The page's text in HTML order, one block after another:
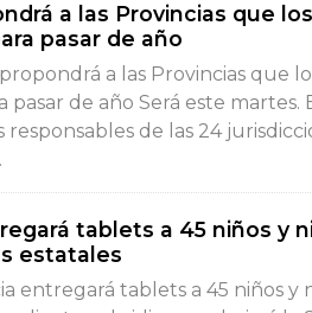
a las Provincias que
pasar de año
a las Provincias que
pasar de año Será este martes.
responsables de las 24
tablets a 45 niños y
estatales
entregará tablets a 45 niños